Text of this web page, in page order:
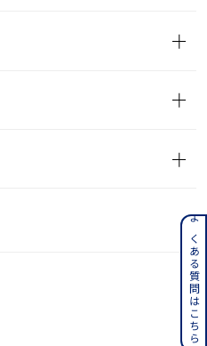
よくある質問はこちら